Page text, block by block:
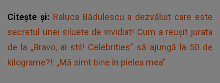
Citește și: Raluca Bădulescu a dezvăluit care este
secretul unei siluete de invidiat! Cum a reușit jurata
de la „Bravo, ai stil! Celebrities” să ajungă la 50 de
kilograme?!: „Mă simt bine în pielea mea”